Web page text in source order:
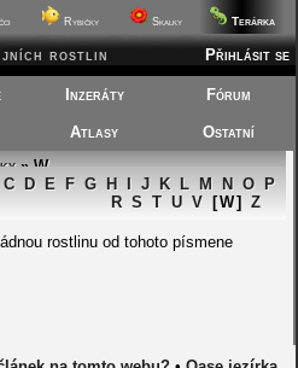
Rybičky Skalky Terárka
Přihlásit se
rostlin
Inzeráty Fórum
Atlasy
Ostatní
» W
C D E F G H I J K L M N O P
R S T U V [W] Z
rostlinu od tohoto písmene